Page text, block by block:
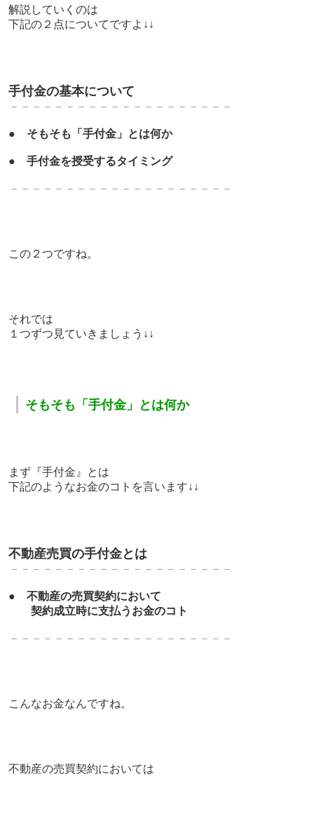
解説していくのは
下記の２点についてですよ↓↓
手付金の基本について
－－－－－－－－－－－－－－－－－－－－
● そもそも「手付金」とは何か
● 手付金を授受するタイミング
－－－－－－－－－－－－－－－－－－－－
この２つですね。
それでは
１つずつ見ていきましょう↓↓
そもそも「手付金」とは何か
まず『手付金』とは
下記のようなお金のコトを言います↓↓
不動産売買の手付金とは
－－－－－－－－－－－－－－－－－－－－
● 不動産の売買契約において
契約成立時に支払うお金のコト
－－－－－－－－－－－－－－－－－－－－
こんなお金なんですね。
不動産の売買契約においては